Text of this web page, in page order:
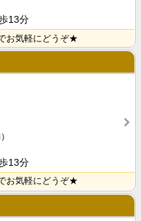
13分
お気軽にどうぞ★
13分
お気軽にどうぞ★